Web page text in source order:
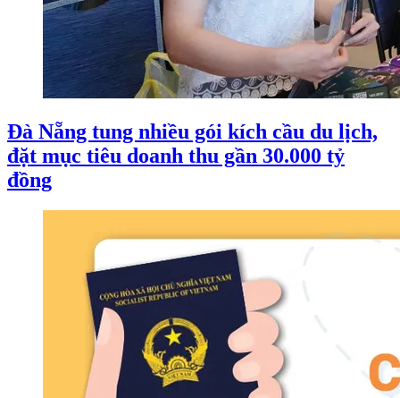
Đà Nẵng tung nhiều gói kích cầu du lịch,
đặt mục tiêu doanh thu gần 30.000 tỷ
đồng